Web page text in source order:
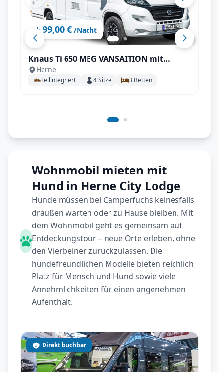
ab 99,00 € /Nacht
Knaus Ti 650 MEG VANSAITION mit
Herne
Teilintegriert 4Sitze 3 Betten
Wohnmobil mieten mit
Hund in Herne City Lodge
Hunde müssen bei Camperfuchs keinesfalls
draußen warten oder zu Hause bleiben. Mit
dem Wohnmobil geht es gemeinsam auf
Entdeckungstour – neue Orte erleben, ohne
den Vierbeiner zurückzulassen. Die
hundefreundlichen Modelle bieten reichlich
Platz für Mensch und Hund sowie viele
Annehmlichkeiten für einen angenehmen
Aufenthalt.
Direkt buchbar